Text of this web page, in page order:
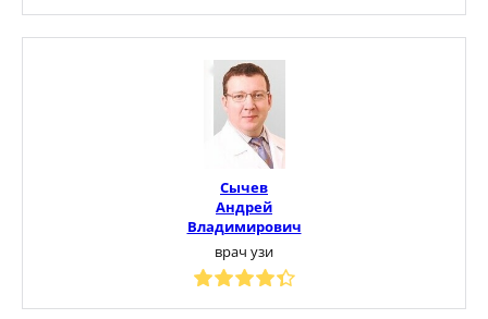
Сычев
Андрей
Владимирович
врач узи